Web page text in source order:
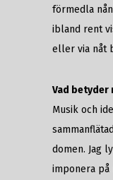
förmedla
ibland rent
eller via nåt
Vad betyder
Musik och
domen. Jag
imponera